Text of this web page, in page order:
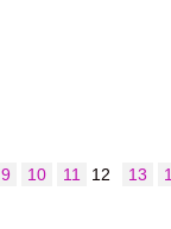
9 10 11 12 13